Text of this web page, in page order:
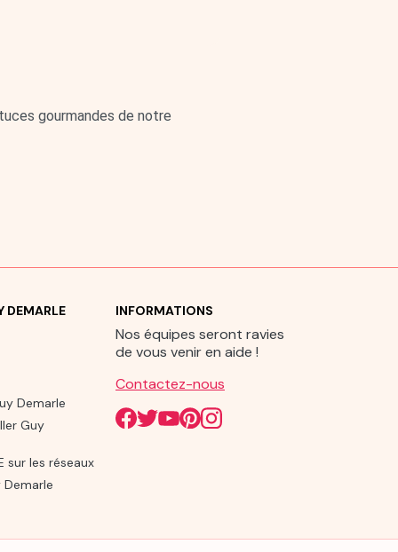
gourmandes de notre
DEMARLE
Demarle
Guy
sur les réseaux
INFORMATIONS
Nos équipes seront ravies
de vous venir en aide !
Contactez-nous